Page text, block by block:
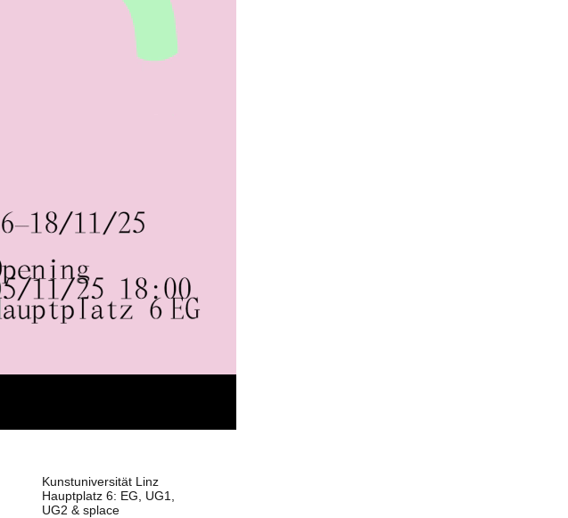
Kunstuniversität Linz
Hauptplatz 6: EG, UG1,
UG2 & splace